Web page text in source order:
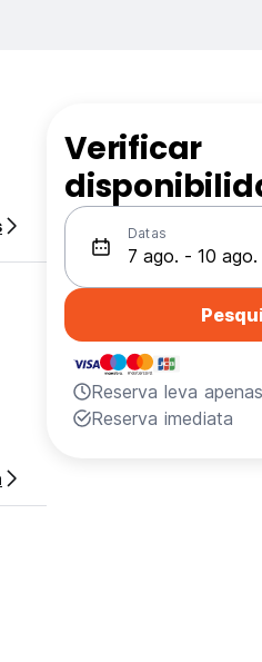
Verificar
Datas
Reserva leva
Reserva imediata